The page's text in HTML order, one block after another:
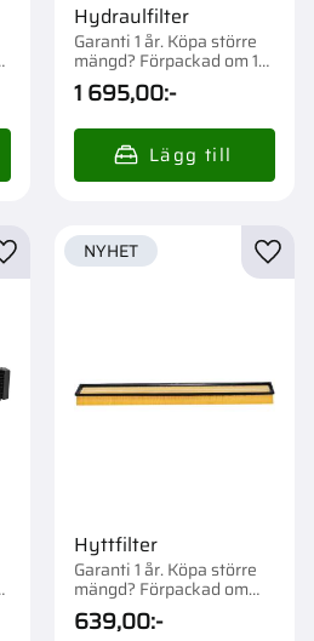
Hydraulfilter
Garanti 1 år. Köpa större
mängd? Förpackad om 1
st.
1 695,00:-
Lägg till i favoriter
Hyttfilter
Garanti 1 år. Köpa större
mängd? Förpackad om
1/10 st.
639,00:-
NYHET